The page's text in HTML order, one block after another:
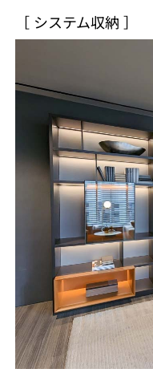
［ システム収納 ］